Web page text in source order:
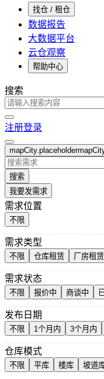
找仓 / 租仓
数据报告
大数据平台
云仓观察
帮助中心
搜索
注册登录
mapCity.placeholder
搜索
我要发需求
需求位置
不限
需求类型
不限 仓库租赁 厂房租赁
需求状态
不限 报价中 商谈中
发布日期
不限 1个月内 3个月内
仓库模式
不限 平库 楼库 坡道